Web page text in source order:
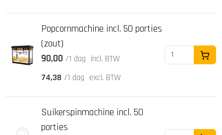
Popcornmachine incl. 50 porties
(zout)
90,00 /1 dag incl. BTW
74,38 /1 dag excl. BTW
In
Suikerspinmachine incl. 50
porties